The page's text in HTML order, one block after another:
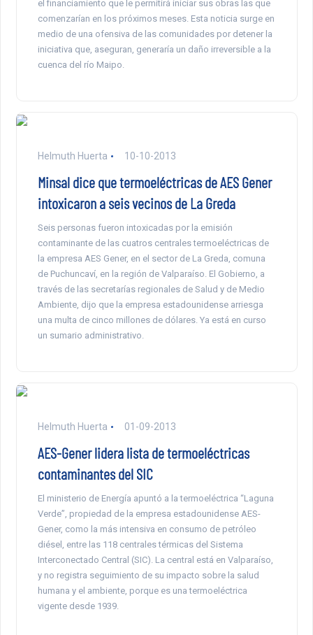
el financiamiento que le permitirá iniciar sus obras las que
comenzarían en los próximos meses. Esta noticia surge en
medio de una ofensiva de las comunidades por detener la
iniciativa que, aseguran, generaría un daño irreversible a la
cuenca del río Maipo.
Helmuth Huerta 10-10-2013
Minsal dice que termoeléctricas de AES Gener
intoxicaron a seis vecinos de La Greda
Seis personas fueron intoxicadas por la emisión
contaminante de las cuatros centrales termoeléctricas de
la empresa AES Gener, en el sector de La Greda, comuna
de Puchuncaví, en la región de Valparaíso. El Gobierno, a
través de las secretarías regionales de Salud y de Medio
Ambiente, dijo que la empresa estadounidense arriesga
una multa de cinco millones de dólares. Ya está en curso
un sumario administrativo.
Helmuth Huerta 01-09-2013
AES-Gener lidera lista de termoeléctricas
contaminantes del SIC
El ministerio de Energía apuntó a la termoeléctrica “Laguna
Verde”, propiedad de la empresa estadounidense AES-
Gener, como la más intensiva en consumo de petróleo
diésel, entre las 118 centrales térmicas del Sistema
Interconectado Central (SIC). La central está en Valparaíso,
y no registra seguimiento de su impacto sobre la salud
humana y el ambiente, porque es una termoeléctrica
vigente desde 1939.